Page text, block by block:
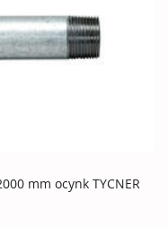
mm ocynk TYCNER